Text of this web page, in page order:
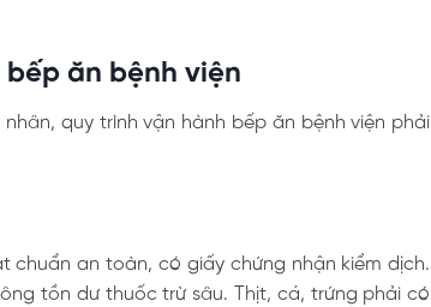
ăn bệnh viện
quy trình vận hành bếp ăn bệnh viện phải
chuẩn an toàn, có giấy chứng nhận kiểm dịch.
tồn dư thuốc trừ sâu. Thịt, cá, trứng phải có